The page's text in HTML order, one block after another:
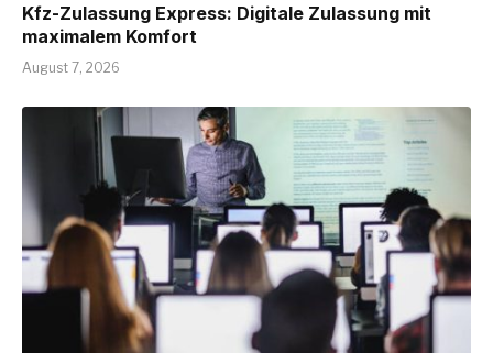
Kfz-Zulassung Express: Digitale Zulassung mit
maximalem Komfort
August 7, 2026